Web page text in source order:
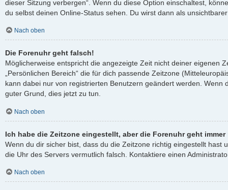
dieser Sitzung verbergen“. Wenn du diese Option einschaltest,
du selbst deinen Online-Status sehen. Du wirst dann als
Nach oben
Die Forenuhr geht falsch!
Möglicherweise entspricht die angezeigte Zeit nicht deiner eigenen
„Persönlichen Bereich“ die für dich passende Zeitzone
kann dabei nur von registrierten Benutzern geändert werden. Wenn
guter Grund, dies jetzt zu tun.
Nach oben
Ich habe die Zeitzone eingestellt, aber die Forenuhr geht
Wenn du dir sicher bist, dass du die Zeitzone richtig eingestellt hast
die Uhr des Servers vermutlich falsch. Kontaktiere einen
Nach oben